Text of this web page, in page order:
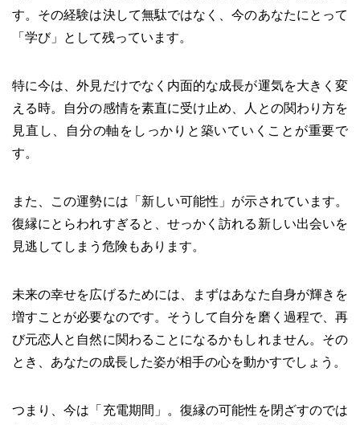
す。その経験は決して無駄ではなく、今のあなたにとって
「学び」として残っています。
特に今は、外見だけでなく内面的な成長が運気を大きく変
える時。自分の感情を素直に受け止め、人との関わり方を
見直し、自分の軸をしっかりと築いていくことが重要で
す。
また、この運勢には「新しい可能性」が示されています。
復縁にとらわれすぎると、せっかく訪れる新しい出会いを
見逃してしまう危険もあります。
未来の幸せを広げるためには、まずはあなた自身が輝きを
増すことが必要なのです。そうして自分を磨く過程で、再
び元恋人と自然に関わることになるかもしれません。その
とき、あなたの成長した姿が相手の心を動かすでしょう。
つまり、今は「充電期間」。復縁の可能性を閉ざすのでは